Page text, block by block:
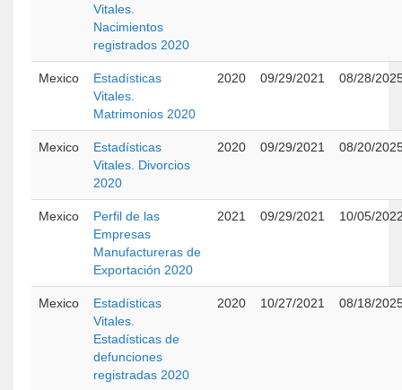
Vitales.
Nacimientos
registrados 2020
Mexico
Estadísticas
Vitales.
Matrimonios 2020
2020 09/29/2021 08/28/
Mexico
Estadísticas
Vitales. Divorcios
2020
2020 09/29/2021 08/20/
Mexico
Perfil de las
Empresas
Manufactureras de
Exportación 2020
2021 09/29/2021 10/05/
Mexico
Estadísticas
Vitales.
Estadísticas de
defunciones
registradas 2020
2020 10/27/2021 08/18/